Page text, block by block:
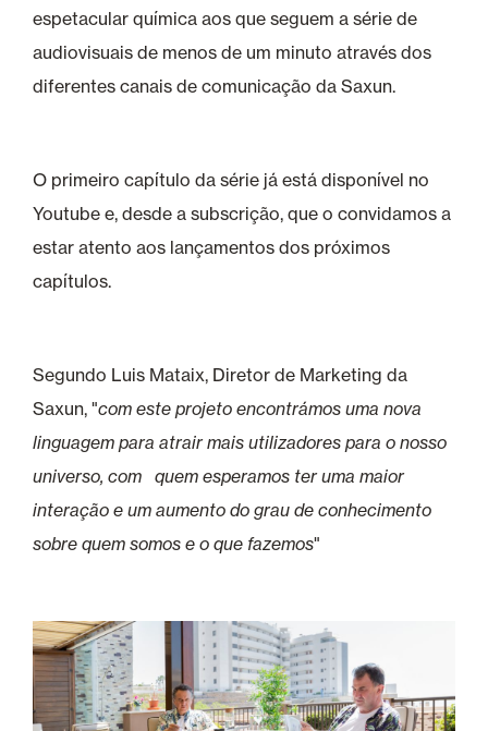
espetacular química aos que seguem a série de
audiovisuais de menos de um minuto através dos
diferentes canais de comunicação da Saxun.
O primeiro capítulo da série já está disponível no
Youtube e, desde a subscrição, que o convidamos a
estar atento aos lançamentos dos próximos
capítulos.
Segundo Luis Mataix, Diretor de Marketing da
Saxun, "com este projeto encontrámos uma nova
linguagem para atrair mais utilizadores para o nosso
universo, com quem esperamos ter uma maior
interação e um aumento do grau de conhecimento
sobre quem somos e o que fazemos"